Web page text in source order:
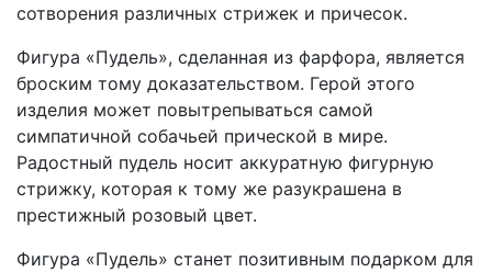
сотворения различных стрижек и причесок.
Фигура «Пудель», сделанная из фарфора, является
броским тому доказательством. Герой этого
изделия может повытрепываться самой
симпатичной собачьей прической в мире.
Радостный пудель носит аккуратную фигурную
стрижку, которая к тому же разукрашена в
престижный розовый цвет.
Фигура «Пудель» станет позитивным подарком для